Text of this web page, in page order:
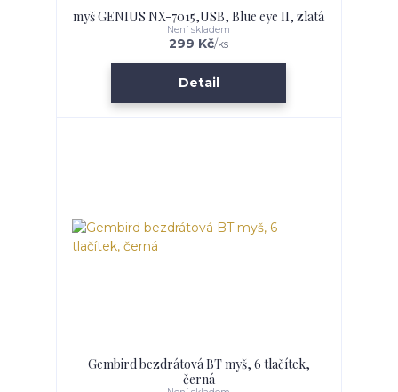
myš GENIUS NX-7015,USB, Blue eye II, zlatá
299 Kč/ks
Není skladem
Detail
Gembird bezdrátová BT myš, 6 tlačítek,
černá